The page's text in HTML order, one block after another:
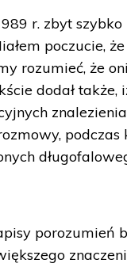
r. zbyt
poczucie,
rozumieć, że
dodał
porozumień